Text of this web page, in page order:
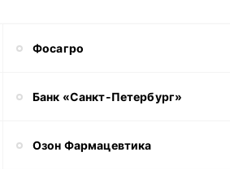
Фосагро
Банк «Санкт-Петербург»
Озон Фармацевтика